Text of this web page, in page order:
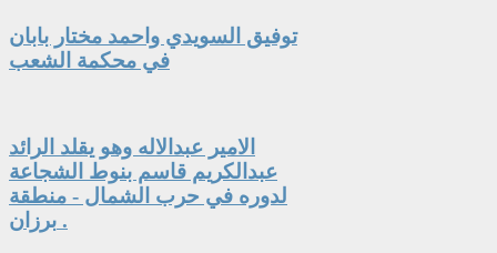
توفيق السويدي واحمد مختار بابان
في محكمة الشعب
الامير عبدالاله وهو يقلد الرائد
عبدالكريم قاسم بنوط الشجاعة
لدوره في حرب الشمال - منطقة
برزان .